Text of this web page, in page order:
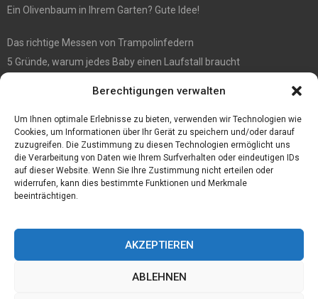
Berechtigungen verwalten
Um Ihnen optimale Erlebnisse zu bieten, verwenden wir Technologien wie
Cookies, um Informationen über Ihr Gerät zu speichern und/oder darauf
zuzugreifen. Die Zustimmung zu diesen Technologien ermöglicht uns
die Verarbeitung von Daten wie Ihrem Surfverhalten oder eindeutigen IDs
auf dieser Website. Wenn Sie Ihre Zustimmung nicht erteilen oder
widerrufen, kann dies bestimmte Funktionen und Merkmale
beeinträchtigen.
AKZEPTIEREN
ABLEHNEN
Ein Olivenbaum in Ihrem Garten? Gute Idee!
Das richtige Messen von Trampolinfedern
5 Gründe, warum jedes Baby einen Laufstall braucht
Die automatisierte Sackentleerung bringt zahlreiche Vorteile mit
sich